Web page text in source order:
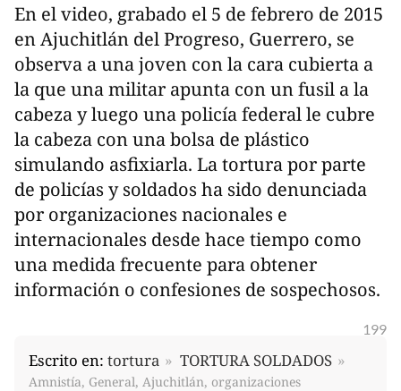
En el video, grabado el 5 de febrero de 2015
en Ajuchitlán del Progreso, Guerrero, se
observa a una joven con la cara cubierta a
la que una militar apunta con un fusil a la
cabeza y luego una policía federal le cubre
la cabeza con una bolsa de plástico
simulando asfixiarla. La tortura por parte
de policías y soldados ha sido denunciada
por organizaciones nacionales e
internacionales desde hace tiempo como
una medida frecuente para obtener
información o confesiones de sospechosos.
199
Escrito en: tortura TORTURA SOLDADOS
Amnistía, General, Ajuchitlán, organizaciones